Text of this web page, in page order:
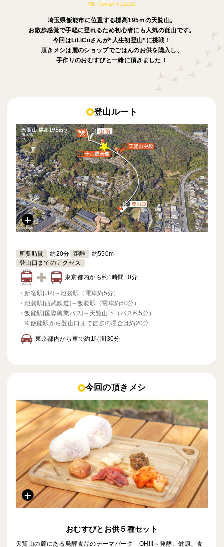
Mt. Tenran × LiLiCo
埼玉県飯能市に位置する標高195ｍの天覧山。
お散歩感覚で手軽に登れるため初心者にも人気の低山です。
今回はLiLiCoさんが“人生初登山”に挑戦！
頂きメシは麓のショップでごはんのお供を購入し、
手作りのおむすびと一緒に頂きました！
登山ルート
所要時間 約20分 距離
約550m
登山口までのアクセス
東京都内から約1時間10分
・ 新宿駅[JR]～池袋駅（電車約5分）
・池袋駅[西武鉄道]～飯能駅（電車約50分）
・飯能駅[国際興業バス]～天覧山下（バス約5分）
※飯能駅から登山口まで徒歩の場合は約20分
東京都内から車で約1時間30分
今回の頂きメシ
おむすびとお供５種セット
天覧山の麓にある発酵食品のテーマパーク「OH!!!～発酵、健康、食